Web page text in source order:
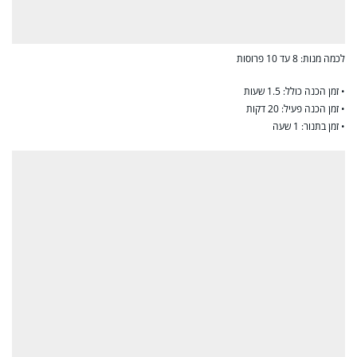
לכמה מנות: 8 עד 10 פרוסות
• זמן הכנה כולל: 1.5 שעות
• זמן הכנה פעיל: 20 דקות
• זמן בתנור: 1 שעה